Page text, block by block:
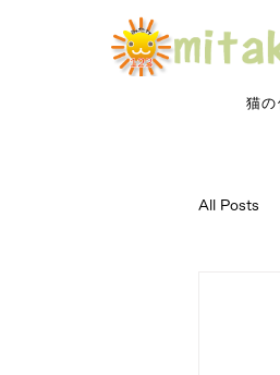
猫
All Posts
猫の